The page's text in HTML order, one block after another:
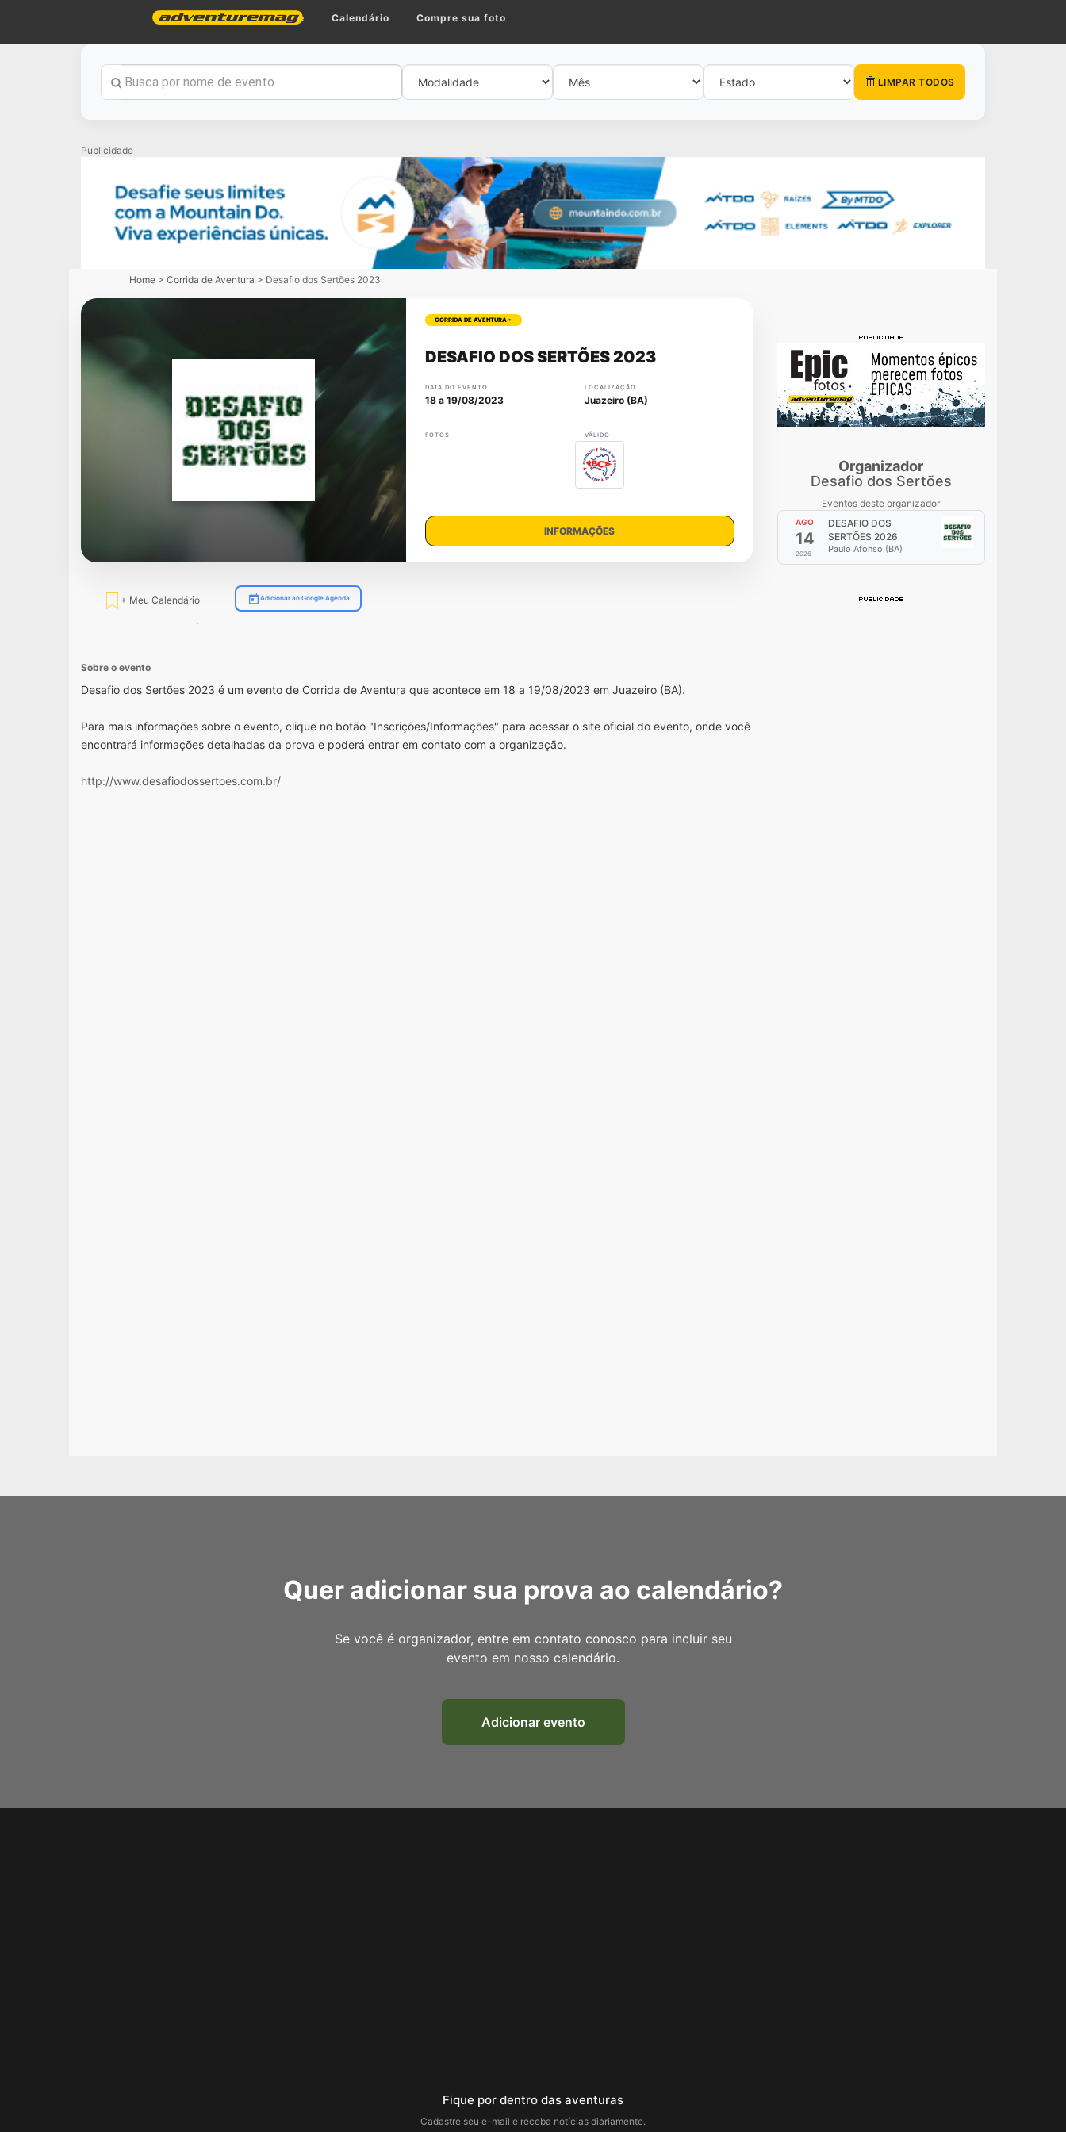
Home Calendário Compre sua foto
LIMPAR TODOS
Publicidade
Home > Corrida de Aventura > Desafio dos Sertões 2023
CORRIDA DE AVENTURA •
DESAFIO DOS SERTÕES 2023
DATA DO EVENTO
18 a 19/08/2023
LOCALIZAÇÃO
Juazeiro (BA)
FOTOS VÁLIDO
INFORMAÇÕES
+ Meu Calendário Adicionar ao Google Agenda
Sobre o evento
Desafio dos Sertões 2023 é um evento de Corrida de Aventura que acontece em 18 a 19/08/2023 em Juazeiro (BA).
Para mais informações sobre o evento, clique no botão "Inscrições/Informações" para acessar o site oficial do evento, onde você
encontrará informações detalhadas da prova e poderá entrar em contato com a organização.
http://www.desafiodossertoes.com.br/
Organizador
Desafio dos Sertões
Eventos deste organizador
AGO
14
2026
DESAFIO DOS
SERTÕES 2026
Paulo Afonso (BA)
Quer adicionar sua prova ao calendário?
Se você é organizador, entre em contato conosco para incluir seu
evento em nosso calendário.
Adicionar evento
Fique por dentro das aventuras
Cadastre seu e-mail e receba notícias diariamente.